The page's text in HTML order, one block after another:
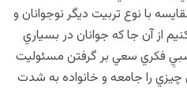
با نوع تربيت ديگر نوجوانان و
از آن جا که جوانان در بسياري
فكري سعي بر گرفتن مسئوليت
را جامعه و خانواده به شدت